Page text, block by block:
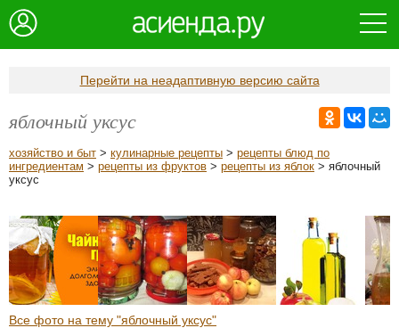
Перейти на неадаптивную версию сайта
яблочный уксус
хозяйство и быт > кулинарные рецепты > рецепты блюд по
ингредиентам > рецепты из фруктов > рецепты из яблок > яблочный
уксус
Все фото на тему "яблочный уксус"